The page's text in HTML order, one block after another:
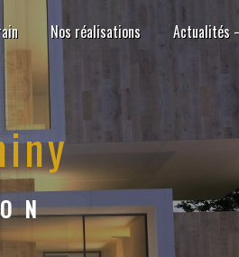
Nos réalisations Actualités